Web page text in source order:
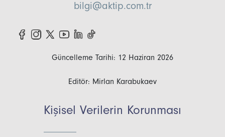
bilgi@aktip.com.tr
Güncelleme Tarihi: 12 Haziran 2026
Editör: Mirlan Karabukaev
Kişisel Verilerin Korunması